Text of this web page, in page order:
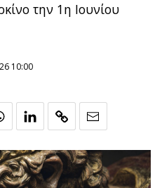
την 1η Ιουνίου
10:00